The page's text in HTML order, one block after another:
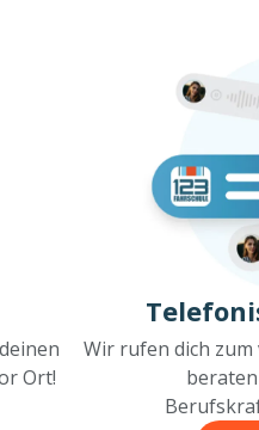
Ort!
Wir rufen dich